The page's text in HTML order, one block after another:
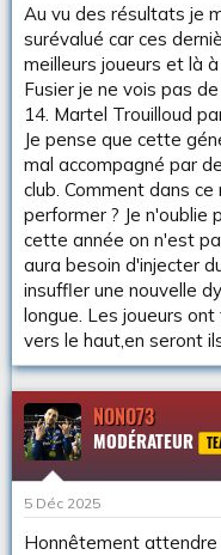
a
d
i
s
c
u
s
s
i
o
n
u
Au vu des résultats je
surévalué car ces
meilleurs joueurs et là
Fusier je ne vois pas
14. Martel Trouilloud
Je pense que cette
mal accompagné par
club. Comment dans
performer ? Je n'oublie
cette année on n'est
aura besoin d'injecter
insuffler une nouvelle
longue. Les joueurs
vers le haut,en seront
NONO73
MODÉRATEUR
5 Déc 2025
Honnêtement